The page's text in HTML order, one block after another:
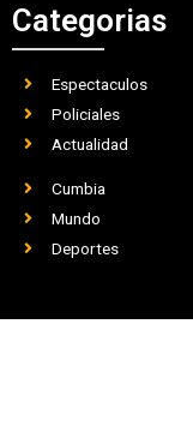
Categorias
Espectaculos
Policiales
Actualidad
Cumbia
Mundo
Deportes